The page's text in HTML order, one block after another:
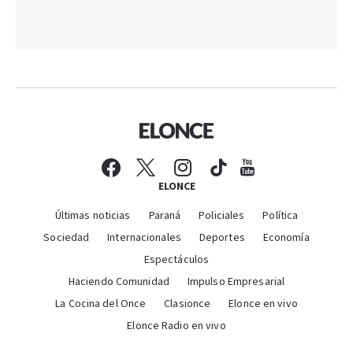
ELONCE
Últimas noticias Paraná Policiales
Política
Sociedad
Internacionales Deportes
Economía
Espectáculos
Haciendo Comunidad
Impulso Empresarial
La Cocina del Once
Clasionce
Elonce en vivo
Elonce Radio en vivo